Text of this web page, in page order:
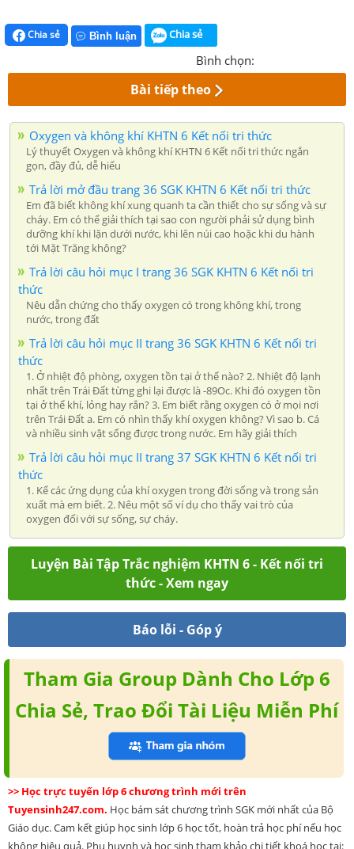
Chia sẻ Bình luận Chia sẻ
Bình chọn:
Bài tiếp theo
Oxygen và không khí KHTN 6 Kết nối tri thức
Lý thuyết Oxygen và không khí KHTN 6 Kết nối tri thức ngắn
gọn, đầy đủ, dễ hiểu
Trả lời mở đầu trang 36 SGK KHTN 6 Kết nối tri thức
Em đã biết không khí xung quanh ta cần thiết cho sự sống và sự
cháy. Em có thể giải thích tại sao con người phải sử dụng bình
dưỡng khí khi lặn dưới nước, khi lên núi cao hoặc khi du hành
tới Mặt Trăng không?
Trả lời câu hỏi mục I trang 36 SGK KHTN 6 Kết nối tri
thức
Nêu dẫn chứng cho thấy oxygen có trong không khí, trong
nước, trong đất
Trả lời câu hỏi mục II trang 36 SGK KHTN 6 Kết nối tri
thức
1. Ở nhiệt độ phòng, oxygen tồn tại ở thể nào? 2. Nhiệt độ lạnh
nhất trên Trái Đất từng ghi lại được là -89Oc. Khi đó oxygen tồn
tại ở thể khí, lỏng hay rắn? 3. Em biết rằng oxygen có ở mọi nơi
trên Trái Đất a. Em có nhìn thấy khí oxygen không? Vì sao b. Cá
và nhiều sinh vật sống được trong nước. Em hãy giải thích
Trả lời câu hỏi mục II trang 37 SGK KHTN 6 Kết nối tri
thức
1. Kể các ứng dụng của khí oxygen trong đời sống và trong sản
xuất mà em biết. 2. Nêu một số ví dụ cho thấy vai trò của
oxygen đối với sự sống, sự cháy.
Luyện Bài Tập Trắc nghiệm KHTN 6 - Kết nối tri
thức - Xem ngay
Báo lỗi - Góp ý
Tham Gia Group Dành Cho Lớp 6
Chia Sẻ, Trao Đổi Tài Liệu Miễn Phí
>> Học trực tuyến lớp 6 chương trình mới trên
Tuyensinh247.com. Học bám sát chương trình SGK mới nhất của Bộ
Giáo dục. Cam kết giúp học sinh lớp 6 học tốt, hoàn trả học phí nếu học
không hiệu quả. Phụ huynh và học sinh tham khảo chi tiết khoá học tại: